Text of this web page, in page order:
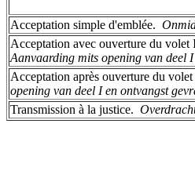
Acceptation simple d'emblée. ­
Aanvaarding mits opening van deel
Acceptation après ouverture du
opening van deel I en ontvangst
Transmission à la justice. ­